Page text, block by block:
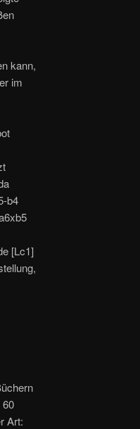
kann,
im
b4
[Lc1]
60
Art: